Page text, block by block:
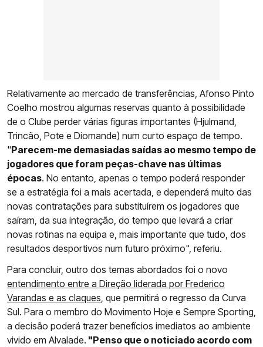
Relativamente ao mercado de transferências, Afonso Pinto
Coelho mostrou algumas reservas quanto à possibilidade
de o Clube perder várias figuras importantes (Hjulmand,
Trincão, Pote e Diomande) num curto espaço de tempo.
"Parecem-me demasiadas saídas ao mesmo tempo de
jogadores que foram peças-chave nas últimas
épocas. No entanto, apenas o tempo poderá responder
se a estratégia foi a mais acertada, e dependerá muito das
novas contratações para substituírem os jogadores que
saíram, da sua integração, do tempo que levará a criar
novas rotinas na equipa e, mais importante que tudo, dos
resultados desportivos num futuro próximo", referiu.
Para concluir, outro dos temas abordados foi o novo
entendimento entre a Direção liderada por Frederico
Varandas e as claques , que permitirá o regresso da Curva
Sul. Para o membro do Movimento Hoje e Sempre Sporting,
a decisão poderá trazer benefícios imediatos ao ambiente
vivido em Alvalade. "Penso que o noticiado acordo com